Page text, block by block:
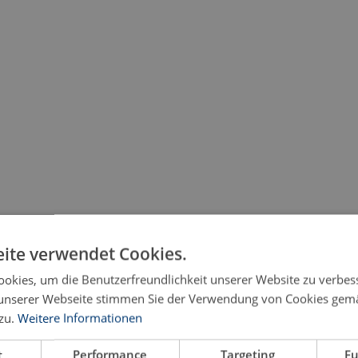
gewerbsmäßige Betrug (§
und dem Beginn der
verwendet Cookies.
um die Benutzerfreundlichkeit unserer Website zu
Webseite stimmen Sie der Verwendung von Cookies
Weitere Informationen
Performance Targeting